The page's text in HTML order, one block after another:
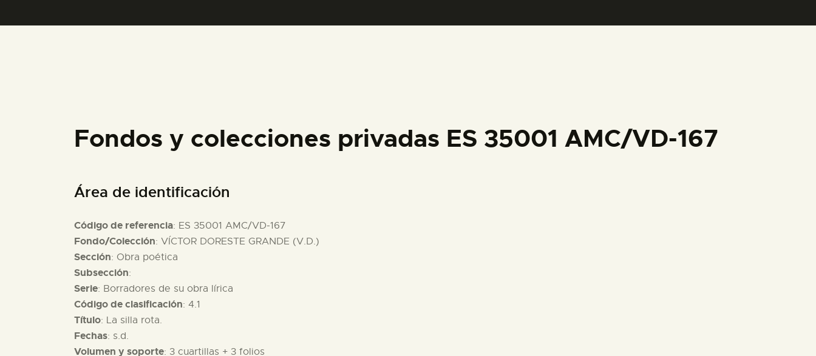
ESPAÑOL
Fondos y colecciones privadas ES 35001 AMC/VD-167
Área de identificación
Código de referencia: ES 35001 AMC/VD-167
Fondo/Colección: VÍCTOR DORESTE GRANDE (V.D.)
Sección: Obra poética
Subsección:
Serie: Borradores de su obra lírica
Código de clasificación: 4.1
Título: La silla rota.
Fechas: s.d.
Volumen y soporte: 3 cuartillas + 3 folios